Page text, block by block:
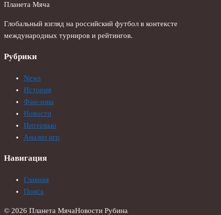
Планета Мяча
Глобальный взгляд на российский футбол в контексте
международных турниров и рейтингов.
Рубрики
News
История
Фан-зона
Новости
Интервью
Анализ игр
Навигация
Главная
Поиск
© 2026 Планета МячаНовости Рубина